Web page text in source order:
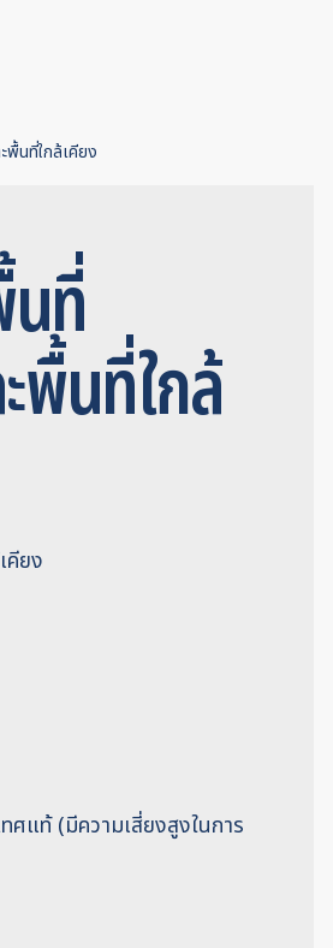
นที่ใกล้เคียง
ที่
พื้นที่ใกล้
คียง
แท้ (มีความเสี่ยงสูงในการ